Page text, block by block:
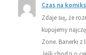
Czas na komiks
Zdaje się, że
kupujemy
Zone. Banerki z